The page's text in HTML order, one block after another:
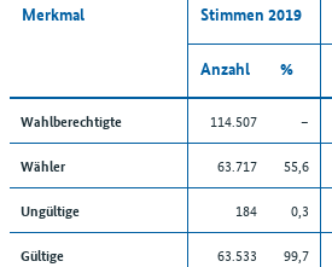
Merkmal Stimmen 2019
Anzahl %
Wahlberechtigte 114.507 –
Wähler 63.717 55,6
Ungültige 184 0,3
Gültige 63.533 99,7